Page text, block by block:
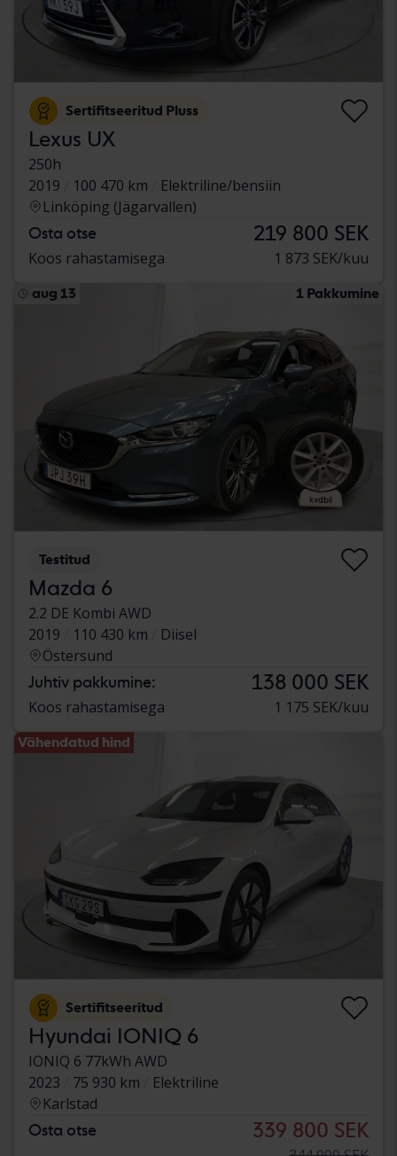
Sertifitseeritud Pluss
Lexus UX
250h
2019
100 470 km
Elektriline/bensiin
Linköping (Jägarvallen)
Osta otse 219 800 SEK
Koos rahastamisega 1 873 SEK/kuu
aug 13 1 Pakkumine
Testitud
Mazda 6
2.2 DE Kombi AWD
2019
110 430 km
Diisel
Östersund
Juhtiv pakkumine: 138 000 SEK
Koos rahastamisega 1 175 SEK/kuu
Vähendatud hind
Sertifitseeritud
Hyundai IONIQ 6
IONIQ 6 77kWh AWD
2023
75 930 km
Elektriline
Karlstad
Osta otse 339 800 SEK